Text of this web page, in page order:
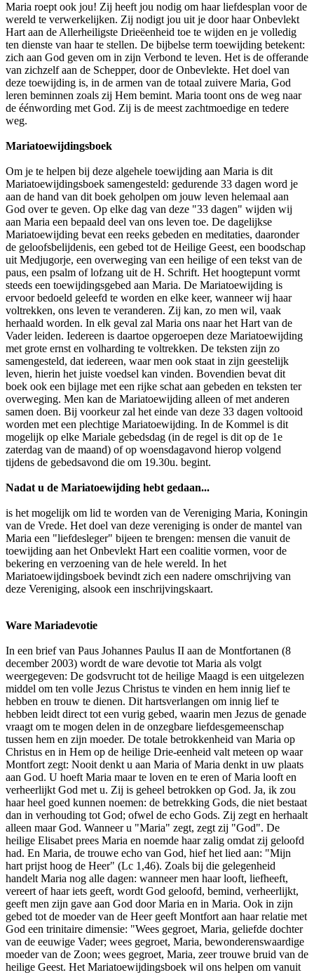
Maria roept ook jou! Zij heeft jou nodig om haar liefdesplan voor de
wereld te verwerkelijken. Zij nodigt jou uit je door haar Onbevlekt
Hart aan de Allerheiligste Drieëenheid toe te wijden en je volledig
ten dienste van haar te stellen. De bijbelse term toewijding betekent:
zich aan God geven om in zijn Verbond te leven. Het is de offerande
van zichzelf aan de Schepper, door de Onbevlekte. Het doel van
deze toewijding is, in de armen van de totaal zuivere Maria, God
leren beminnen zoals zij Hem bemint. Maria toont ons de weg naar
de éénwording met God. Zij is de meest zachtmoedige en tedere
weg.
Mariatoewijdingsboek
Om je te helpen bij deze algehele toewijding aan Maria is dit
Mariatoewijdingsboek samengesteld: gedurende 33 dagen word je
aan de hand van dit boek geholpen om jouw leven helemaal aan
God over te geven. Op elke dag van deze "33 dagen" wijden wij
aan Maria een bepaald deel van ons leven toe. De dagelijkse
Mariatoewijding bevat een reeks gebeden en meditaties, daaronder
de geloofsbelijdenis, een gebed tot de Heilige Geest, een boodschap
uit Medjugorje, een overweging van een heilige of een tekst van de
paus, een psalm of lofzang uit de H. Schrift. Het hoogtepunt vormt
steeds een toewijdingsgebed aan Maria. De Mariatoewijding is
ervoor bedoeld geleefd te worden en elke keer, wanneer wij haar
voltrekken, ons leven te veranderen. Zij kan, zo men wil, vaak
herhaald worden. In elk geval zal Maria ons naar het Hart van de
Vader leiden. Iedereen is daartoe opgeroepen deze Mariatoewijding
met grote ernst en volharding te voltrekken. De teksten zijn zo
samengesteld, dat iedereen, waar men ook staat in zijn geestelijk
leven, hierin het juiste voedsel kan vinden. Bovendien bevat dit
boek ook een bijlage met een rijke schat aan gebeden en teksten ter
overweging. Men kan de Mariatoewijding alleen of met anderen
samen doen. Bij voorkeur zal het einde van deze 33 dagen voltooid
worden met een plechtige Mariatoewijding. In de Kommel is dit
mogelijk op elke Mariale gebedsdag (in de regel is dit op de 1e
zaterdag van de maand) of op woensdagavond hierop volgend
tijdens de gebedsavond die om 19.30u. begint.
Nadat u de Mariatoewijding hebt gedaan...
is het mogelijk om lid te worden van de Vereniging Maria, Koningin
van de Vrede. Het doel van deze vereniging is onder de mantel van
Maria een "liefdesleger" bijeen te brengen: mensen die vanuit de
toewijding aan het Onbevlekt Hart een coalitie vormen, voor de
bekering en verzoening van de hele wereld. In het
Mariatoewijdingsboek bevindt zich een nadere omschrijving van
deze Vereniging, alsook een inschrijvingskaart.
Ware Mariadevotie
In een brief van Paus Johannes Paulus II aan de Montfortanen (8
december 2003) wordt de ware devotie tot Maria als volgt
weergegeven: De godsvrucht tot de heilige Maagd is een uitgelezen
middel om ten volle Jezus Christus te vinden en hem innig lief te
hebben en trouw te dienen. Dit hartsverlangen om innig lief te
hebben leidt direct tot een vurig gebed, waarin men Jezus de genade
vraagt om te mogen delen in de onzegbare liefdesgemeenschap
tussen hem en zijn moeder. De totale betrokkenheid van Maria op
Christus en in Hem op de heilige Drie-eenheid valt meteen op waar
Montfort zegt: Nooit denkt u aan Maria of Maria denkt in uw plaats
aan God. U hoeft Maria maar te loven en te eren of Maria looft en
verheerlijkt God met u. Zij is geheel betrokken op God. Ja, ik zou
haar heel goed kunnen noemen: de betrekking Gods, die niet bestaat
dan in verhouding tot God; ofwel de echo Gods. Zij zegt en herhaalt
alleen maar God. Wanneer u "Maria" zegt, zegt zij "God". De
heilige Elisabet prees Maria en noemde haar zalig omdat zij geloofd
had. En Maria, de trouwe echo van God, hief het lied aan: "Mijn
hart prijst hoog de Heer" (Lc 1,46). Zoals bij die gelegenheid
handelt Maria nog alle dagen: wanneer men haar looft, liefheeft,
vereert of haar iets geeft, wordt God geloofd, bemind, verheerlijkt,
geeft men zijn gave aan God door Maria en in Maria. Ook in zijn
gebed tot de moeder van de Heer geeft Montfort aan haar relatie met
God een trinitaire dimensie: "Wees gegroet, Maria, geliefde dochter
van de eeuwige Vader; wees gegroet, Maria, bewonderenswaardige
moeder van de Zoon; wees gegroet, Maria, zeer trouwe bruid van de
heilige Geest. Het Mariatoewijdingsboek wil ons helpen om vanuit